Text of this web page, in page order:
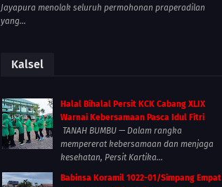
Jayapura menolak seluruh permohonan praperadilan
yang...
Kalsel
Halal Bihalal Persit KCK Cabang XLIX
Warnai Kebersamaan Pasca Idul Fitri
TANAH BUMBU — Dalam rangka
mempererat kebersamaan dan menjaga
kesehatan, Persit Kartika...
Babinsa Koramil 1022-01/Simpang Empat